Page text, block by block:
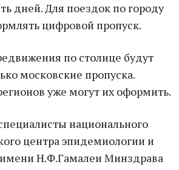
дней. Для поездок по городу
цифровой пропуск.
по столице будут
московские пропуска.
уже могут их оформить.
национального
центра эпидемиологии и
Н.Ф.Гамалеи Минздрава